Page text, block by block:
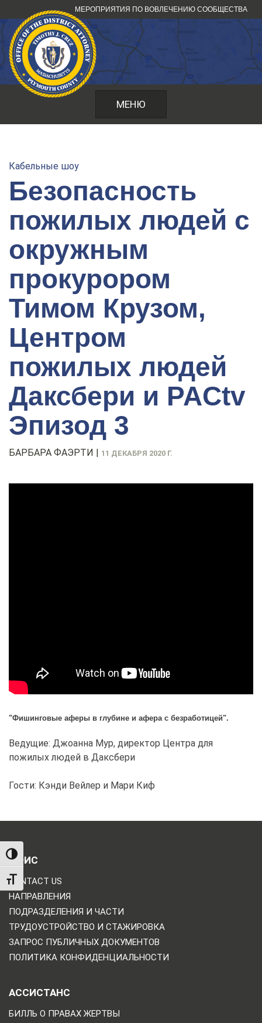
TOGGLE HIGH CONTRAST
TOGGLE FONT SIZE
к
содержанию
МЕРОПРИЯТИЯ ПО ВОВЛЕЧЕНИЮ СООБЩЕСТВА
МЕНЮ
Кабельные шоу
Безопасность
пожилых людей с
окружным
прокурором
Тимом Крузом,
Центром
пожилых людей
Даксбери и PACtv
Эпизод 3
БАРБАРА ФАЭРТИ | 11 ДЕКАБРЯ 2020 Г.
"Фишинговые аферы в глубине и афера с безработицей".
Ведущие: Джоанна Мур, директор Центра для
пожилых людей в Даксбери
Гости: Кэнди Вейлер и Мари Киф
ОФИС
CONTACT US
НАПРАВЛЕНИЯ
ПОДРАЗДЕЛЕНИЯ И ЧАСТИ
ТРУДОУСТРОЙСТВО И СТАЖИРОВКА
ЗАПРОС ПУБЛИЧНЫХ ДОКУМЕНТОВ
ПОЛИТИКА КОНФИДЕНЦИАЛЬНОСТИ
АССИСТАНС
БИЛЛЬ О ПРАВАХ ЖЕРТВЫ